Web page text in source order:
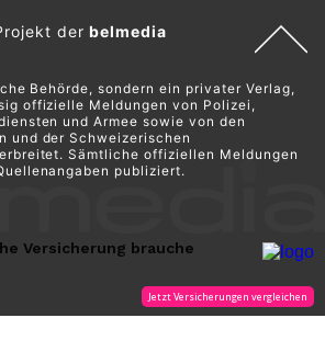
derbelmedia
Behörde, sondern ein privater Verlag,
offizielle Meldungen von Polizei,
und Armee sowie von den
und der Schweizerischen
Sämtliche offiziellen Meldungen
publiziert.